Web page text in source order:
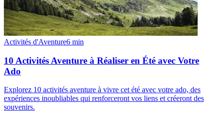
Activités d'Aventure6 min
10 Activités Aventure à Réaliser en Été avec Votre
Ado
Explorez 10 activités aventure à vivre cet été avec votre ado, des
expériences inoubliables qui renforceront vos liens et créeront des
souvenirs.